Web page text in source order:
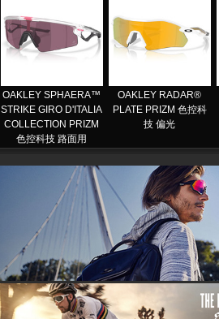
OAKLEY SPHAERA™
STRIKE GIRO D'ITALIA
COLLECTION PRIZM
色控科技 路面用
OAKLEY RADAR®
PLATE​ PRIZM 色控科
技 偏光